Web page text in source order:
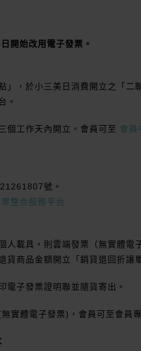
開始改用電子發票。
」，於小三美日消費開立之「二
。
個工作天內開立。會員可至 會員
號。
整合服務平台
人載具，則雲端發票（無實體電
貨商品金額開立「銷貨退回折讓
電子發票證明聯並隨貨寄出。
實體電子發票)，會員可至會員